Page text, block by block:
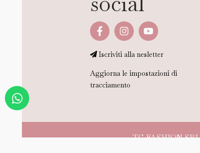
Iscriviti alla nesletter
Aggiorna le impostazioni di
tracciamento
TG FASHION